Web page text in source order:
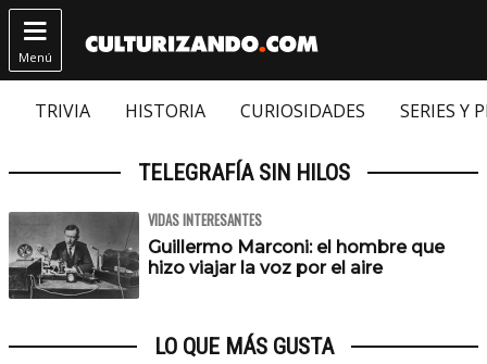

Menú
TRIVIA HISTORIA CURIOSIDADES SERIES Y
TELEGRAFÍA SIN HILOS
VIDAS INTERESANTES
Guillermo Marconi: el hombre que
hizo viajar la voz por el aire
LO QUE MÁS GUSTA